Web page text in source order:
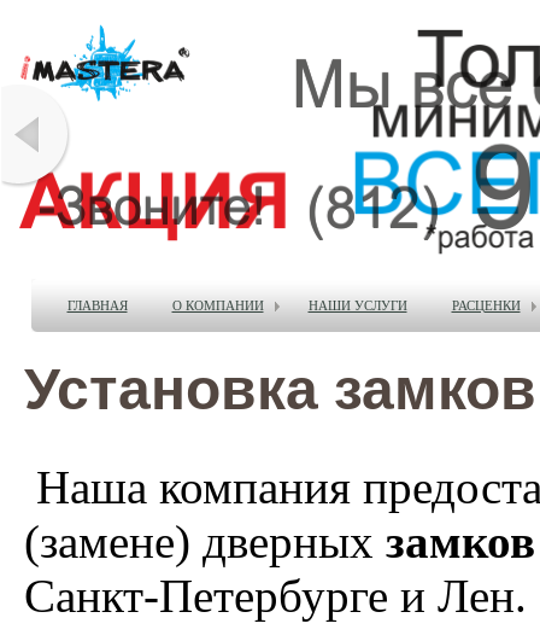
ГЛАВНАЯ О КОМПАНИИ НАШИ УСЛУГИ РАСЦЕНКИ
Установка замков
Наша компания
(замене) дверных замков
Санкт-Петербурге и